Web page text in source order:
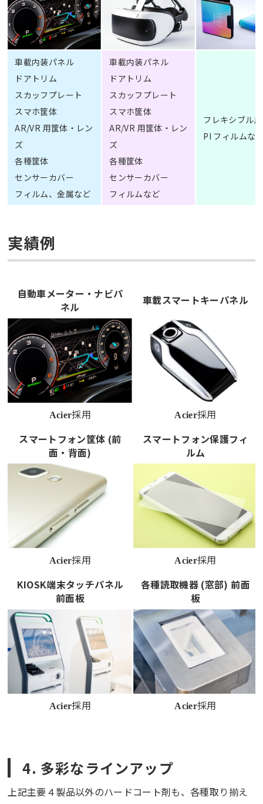
車載内装パネル
ドアトリム
スカッフプレート
スマホ筐体
AR/VR 用筐体・レン
ズ
各種筐体
センサーカバー
フィルム、金属など
車載内装パネル
ドアトリム
スカッフプレート
スマホ筐体
AR/VR 用筐体・レン
ズ
各種筐体
センサーカバー
フィルムなど
フレキシブル
PI フィルムな
実績例
自動車メーター・ナビパ
ネル
車載スマートキーパネル
Acier採用 Acier採用
スマートフォン筐体 (前
面・背面)
スマートフォン保護フィ
ルム
Acier採用 Acier採用
KIOSK端末タッチパネル
前面板
各種読取機器 (窓部) 前面
板
Acier採用 Acier採用
4. 多彩なラインアップ
上記主要４製品以外のハードコート剤も、各種取り揃え